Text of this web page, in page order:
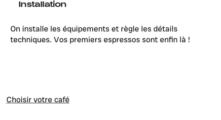
Installation
On installe les équipements et règle les détails
techniques. Vos premiers espressos sont enfin là !
Choisir votre café